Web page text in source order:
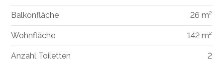
Balkonfläche 26 m²
Wohnfläche 142 m²
Anzahl Toiletten 2